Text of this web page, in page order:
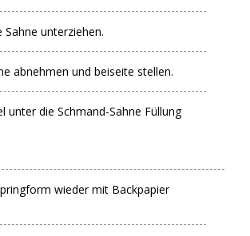
Sahne unterziehen.
abnehmen und beiseite stellen.
unter die Schmand-Sahne Füllung
wieder mit Backpapier